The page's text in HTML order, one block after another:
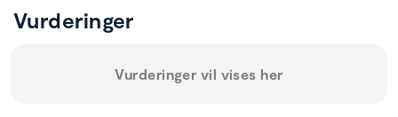
Vurderinger
Vurderinger vil vises her